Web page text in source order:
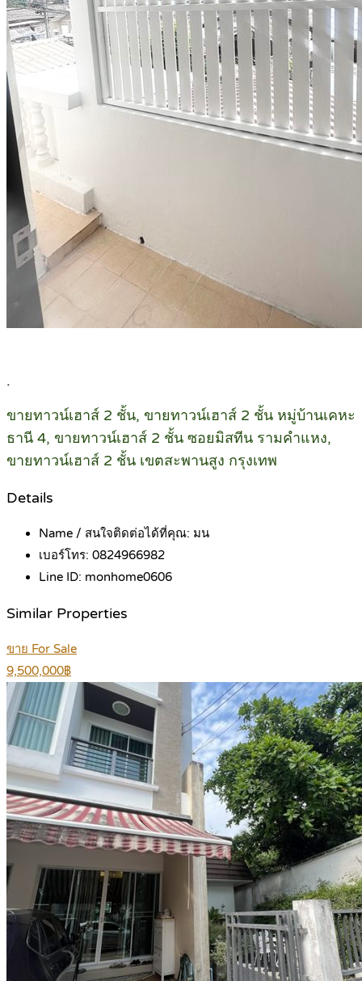
.
ขายทาวน์เฮาส์ 2 ชั้น, ขายทาวน์เฮาส์ 2 ชั้น หมู่บ้านเคหะ
ธานี 4, ขายทาวน์เฮาส์ 2 ชั้น ซอยมิสทีน รามคำแหง,
ขายทาวน์เฮาส์ 2 ชั้น เขตสะพานสูง กรุงเทพ
Details
Name / สนใจติดต่อได้ที่คุณ: มน
เบอร์โทร: 0824966982
Line ID: monhome0606
Similar Properties
ขาย For Sale
9,500,000฿